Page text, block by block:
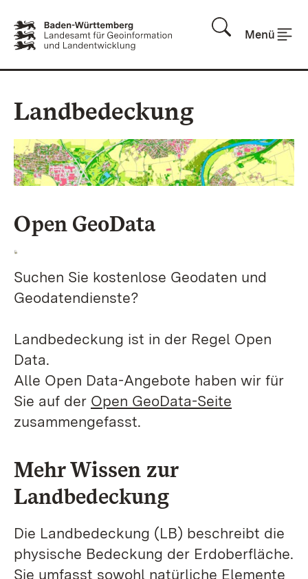
Menü
Landbedeckung
Open GeoData
Suchen Sie kostenlose Geodaten und
Geodatendienste?
Landbedeckung ist in der Regel Open
Data.
Alle Open Data-Angebote haben wir für
Sie auf der Open GeoData-Seite
zusammengefasst.
Mehr Wissen zur
Landbedeckung
Die Landbedeckung (LB) beschreibt die
physische Bedeckung der Erdoberfläche.
Sie umfasst sowohl natürliche Elemente